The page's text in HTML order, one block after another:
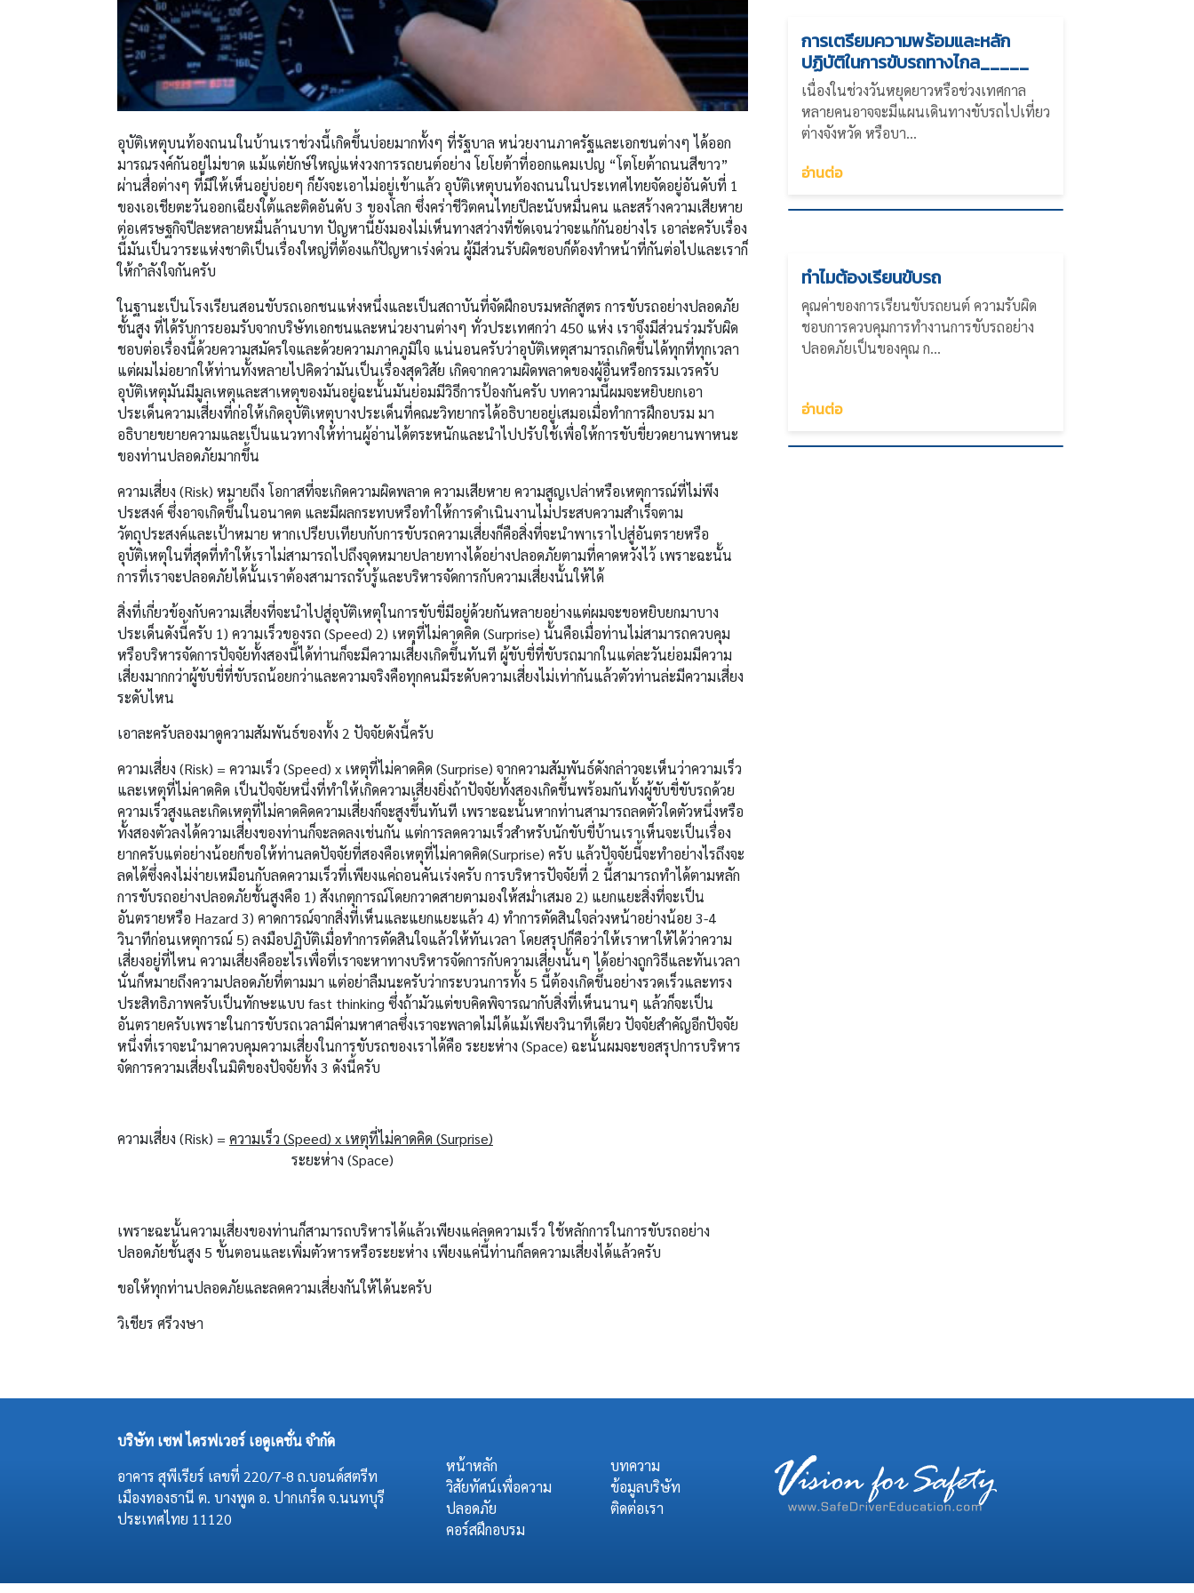
อุบัติเหตุบนท้องถนนในบ้านเราช่วงนี้เกิดขึ้นบ่อยมากทั้งๆ ที่รัฐบาล หน่วยงานภาครัฐและเอกชนต่างๆ ได้ออก
มารณรงค์กันอยู่ไม่ขาด แม้แต่ยักษ์ใหญ่แห่งวงการรถยนต์อย่าง โยโยต้าที่ออกแคมเปญ “โตโยต้าถนนสีขาว”
ผ่านสื่อต่างๆ ที่มีให้เห็นอยู่บ่อยๆ ก็ยังจะเอาไม่อยู่เข้าแล้ว อุบัติเหตุบนท้องถนนในประเทศไทยจัดอยู่อันดับที่ 1
ของเอเชียตะวันออกเฉียงใต้และติดอันดับ 3 ของโลก ซึ่งคร่าชีวิตคนไทยปีละนับหมื่นคน และสร้างความเสียหาย
ต่อเศรษฐกิจปีละหลายหมื่นล้านบาท ปัญหานี้ยังมองไม่เห็นทางสว่างที่ชัดเจนว่าจะแก้กันอย่างไร เอาล่ะครับเรื่อง
นี้มันเป็นวาระแห่งชาติเป็นเรื่องใหญ่ที่ต้องแก้ปัญหาเร่งด่วน ผู้มีส่วนรับผิดชอบก็ต้องทำหน้าที่กันต่อไปและเราก็
ให้กำลังใจกันครับ
ในฐานะเป็นโรงเรียนสอนขับรถเอกชนแห่งหนึ่งและเป็นสถาบันที่จัดฝึกอบรมหลักสูตร การขับรถอย่างปลอดภัย
ชั้นสูง ที่ได้รับการยอมรับจากบริษัทเอกชนและหน่วยงานต่างๆ ทั่วประเทศกว่า 450 แห่ง เราจึงมีส่วนร่วมรับผิด
ชอบต่อเรื่องนี้ด้วยความสมัครใจและด้วยความภาคภูมิใจ แน่นอนครับว่าอุบัติเหตุสามารถเกิดขึ้นได้ทุกที่ทุกเวลา
แต่ผมไม่อยากให้ท่านทั้งหลายไปคิดว่ามันเป็นเรื่องสุดวิสัย เกิดจากความผิดพลาดของผู้อื่นหรือกรรมเวรครับ
อุบัติเหตุมันมีมูลเหตุและสาเหตุของมันอยู่ฉะนั้นมันย่อมมีวิธีการป้องกันครับ บทความนี้ผมจะหยิบยกเอา
ประเด็นความเสี่ยงที่ก่อให้เกิดอุบัติเหตุบางประเด็นที่คณะวิทยากรได้อธิบายอยู่เสมอเมื่อทำการฝึกอบรม มา
อธิบายขยายความและเป็นแนวทางให้ท่านผู้อ่านได้ตระหนักและนำไปปรับใช้เพื่อให้การขับขี่ยวดยานพาหนะ
ของท่านปลอดภัยมากขึ้น
ความเสี่ยง (Risk) หมายถึง โอกาสที่จะเกิดความผิดพลาด ความเสียหาย ความสูญเปล่าหรือเหตุการณ์ที่ไม่พึง
ประสงค์ ซึ่งอาจเกิดขึ้นในอนาคต และมีผลกระทบหรือทำให้การดำเนินงานไม่ประสบความสำเร็จตาม
วัตถุประสงค์และเป้าหมาย หากเปรียบเทียบกับการขับรถความเสี่ยงก็คือสิ่งที่จะนำพาเราไปสู่อันตรายหรือ
อุบัติเหตุในที่สุดที่ทำให้เราไม่สามารถไปถึงจุดหมายปลายทางได้อย่างปลอดภัยตามที่คาดหวังไว้ เพราะฉะนั้น
การที่เราจะปลอดภัยได้นั้นเราต้องสามารถรับรู้และบริหารจัดการกับความเสี่ยงนั้นให้ได้
สิ่งที่เกี่ยวข้องกับความเสี่ยงที่จะนำไปสู่อุบัติเหตุในการขับขี่มีอยู่ด้วยกันหลายอย่างแต่ผมจะขอหยิบยกมาบาง
ประเด็นดังนี้ครับ 1) ความเร็วของรถ (Speed) 2) เหตุที่ไม่คาดคิด (Surprise) นั้นคือเมื่อท่านไม่สามารถควบคุม
หรือบริหารจัดการปัจจัยทั้งสองนี้ได้ท่านก็จะมีความเสี่ยงเกิดขึ้นทันที ผู้ขับขี่ที่ขับรถมากในแต่ละวันย่อมมีความ
เสี่ยงมากกว่าผู้ขับขี่ที่ขับรถน้อยกว่าและความจริงคือทุกคนมีระดับความเสี่ยงไม่เท่ากันแล้วตัวท่านล่ะมีความเสี่ยง
ระดับไหน
เอาละครับลองมาดูความสัมพันธ์ของทั้ง 2 ปัจจัยดังนี้ครับ
ความเสี่ยง (Risk) = ความเร็ว (Speed) x เหตุที่ไม่คาดคิด (Surprise) จากความสัมพันธ์ดังกล่าวจะเห็นว่าความเร็ว
และเหตุที่ไม่คาดคิด เป็นปัจจัยหนึ่งที่ทำให้เกิดความเสี่ยงยิ่งถ้าปัจจัยทั้งสองเกิดขึ้นพร้อมกันทั้งผู้ขับขี่ขับรถด้วย
ความเร็วสูงและเกิดเหตุที่ไม่คาดคิดความเสี่ยงก็จะสูงขึ้นทันที เพราะฉะนั้นหากท่านสามารถลดตัวใดตัวหนึ่งหรือ
ทั้งสองตัวลงได้ความเสี่ยงของท่านก็จะลดลงเช่นกัน แต่การลดความเร็วสำหรับนักขับขี่บ้านเราเห็นจะเป็นเรื่อง
ยากครับแต่อย่างน้อยก็ขอให้ท่านลดปัจจัยที่สองคือเหตุที่ไม่คาดคิด(Surprise) ครับ แล้วปัจจัยนี้จะทำอย่างไรถึงจะ
ลดได้ซึ่งคงไม่ง่ายเหมือนกับลดความเร็วที่เพียงแค่ถอนคันเร่งครับ การบริหารปัจจัยที่ 2 นี้สามารถทำได้ตามหลัก
การขับรถอย่างปลอดภัยชั้นสูงคือ 1) สังเกตุการณ์โดยกวาดสายตามองให้สม่ำเสมอ 2) แยกแยะสิ่งที่จะเป็น
อันตรายหรือ Hazard 3) คาดการณ์จากสิ่งที่เห็นและแยกแยะแล้ว 4) ทำการตัดสินใจล่วงหน้าอย่างน้อย 3-4
วินาทีก่อนเหตุการณ์ 5) ลงมือปฏิบัติเมื่อทำการตัดสินใจแล้วให้ทันเวลา โดยสรุปก็คือว่าให้เราหาให้ได้ว่าความ
เสี่ยงอยู่ที่ไหน ความเสี่ยงคืออะไรเพื่อที่เราจะหาทางบริหารจัดการกับความเสี่ยงนั้นๆ ได้อย่างถูกวิธีและทันเวลา
นั่นก็หมายถึงความปลอดภัยที่ตามมา แต่อย่าลืมนะครับว่ากระบวนการทั้ง 5 นี้ต้องเกิดขึ้นอย่างรวดเร็วและทรง
ประสิทธิภาพครับเป็นทักษะแบบ fast thinking ซึ่งถ้ามัวแต่ขบคิดพิจารณากับสิ่งที่เห็นนานๆ แล้วก็จะเป็น
อันตรายครับเพราะในการขับรถเวลามีค่ามหาศาลซึ่งเราจะพลาดไม่ได้แม้เพียงวินาทีเดียว ปัจจัยสำคัญอีกปัจจัย
หนึ่งที่เราจะนำมาควบคุมความเสี่ยงในการขับรถของเราได้คือ ระยะห่าง (Space) ฉะนั้นผมจะขอสรุปการบริหาร
จัดการความเสี่ยงในมิติของปัจจัยทั้ง 3 ดังนี้ครับ
ความเสี่ยง (Risk) = ความเร็ว (Speed) x เหตุที่ไม่คาดคิด (Surprise)
ระยะห่าง (Space)
เพราะฉะนั้นความเสี่ยงของท่านก็สามารถบริหารได้แล้วเพียงแค่ลดความเร็ว ใช้หลักการในการขับรถอย่าง
ปลอดภัยชั้นสูง 5 ขั้นตอนและเพิ่มตัวหารหรือระยะห่าง เพียงแค่นี้ท่านก็ลดความเสี่ยงได้แล้วครับ
ขอให้ทุกท่านปลอดภัยและลดความเสี่ยงกันให้ได้นะครับ
วิเชียร ศรีวงษา
การเตรียมความพร้อมและหลัก
ปฏิบัติในการขับรถทางไกล_____
เนื่องในช่วงวันหยุดยาวหรือช่วงเทศกาล
หลายคนอาจจะมีแผนเดินทางขับรถไปเที่ยว
ต่างจังหวัด หรือบา...
อ่านต่อ
ทำไมต้องเรียนขับรถ
คุณค่าของการเรียนขับรถยนต์ ความรับผิด
ชอบการควบคุมการทำงานการขับรถอย่าง
ปลอดภัยเป็นของคุณ ก...
อ่านต่อ
บริษัท เซฟ ไดรฟเวอร์ เอดูเคชั่น จำกัด
อาคาร สุพีเรียร์ เลขที่ 220/7-8 ถ.บอนด์สตรีท
เมืองทองธานี ต. บางพูด อ. ปากเกร็ด จ.นนทบุรี
ประเทศไทย 11120
หน้าหลัก
วิสัยทัศน์เพื่อความ
ปลอดภัย
คอร์สฝึกอบรม
บทความ
ข้อมูลบริษัท
ติดต่อเรา